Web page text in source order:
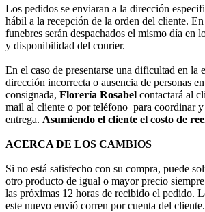
Los pedidos se enviaran a la dirección
hábil a la recepción de la orden del cliente.
funebres serán despachados el mismo día en
y disponibilidad del courier.
En el caso de presentarse una dificultad en la
dirección incorrecta o ausencia de personas
consignada, Florería Rosabel contactará al
mail al cliente o por teléfono para coordinar y
entrega. Asumiendo el cliente el costo de
ACERCA DE LOS CAMBIOS
Si no está satisfecho con su compra, puede
otro producto de igual o mayor precio
las próximas 12 horas de recibido el pedido.
este nuevo envió corren por cuenta del cliente.